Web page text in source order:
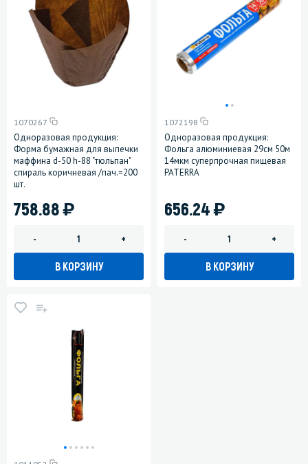
1070267
Одноразовая продукция:
Форма бумажная для выпечки
маффина d-50 h-88 "тюльпан"
спираль коричневая /пач.=200
шт.
758.88)
- +
В КОРЗИНУ
1072198
Одноразовая продукция:
Фольга алюминиевая 29см 50м
14мкм суперпрочная пищевая
PATERRA
656.24)
- +
В КОРЗИНУ